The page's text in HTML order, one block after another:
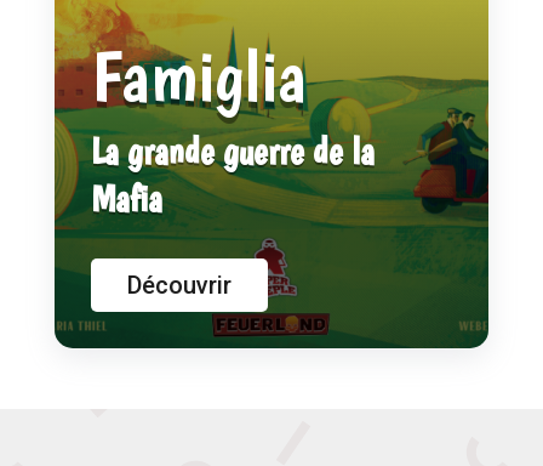
Famiglia
La grande guerre de la
Mafia
Découvrir